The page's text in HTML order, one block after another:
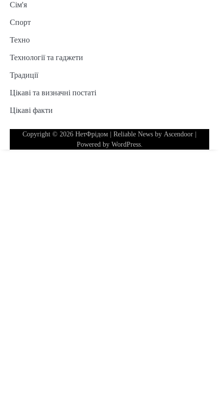
Сім'я
Спорт
Техно
Технології та гаджети
Традиції
Цікаві та визначні постаті
Цікаві факти
Copyright © 2026 НетФрідом | Reliable News by Ascendoor
Powered by WordPress.